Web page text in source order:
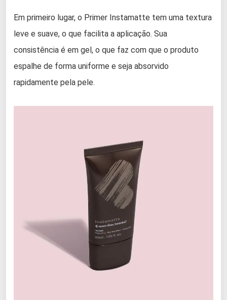
Em primeiro lugar, o Primer Instamatte tem uma textura
leve e suave, o que facilita a aplicação. Sua
consistência é em gel, o que faz com que o produto
espalhe de forma uniforme e seja absorvido
rapidamente pela pele.